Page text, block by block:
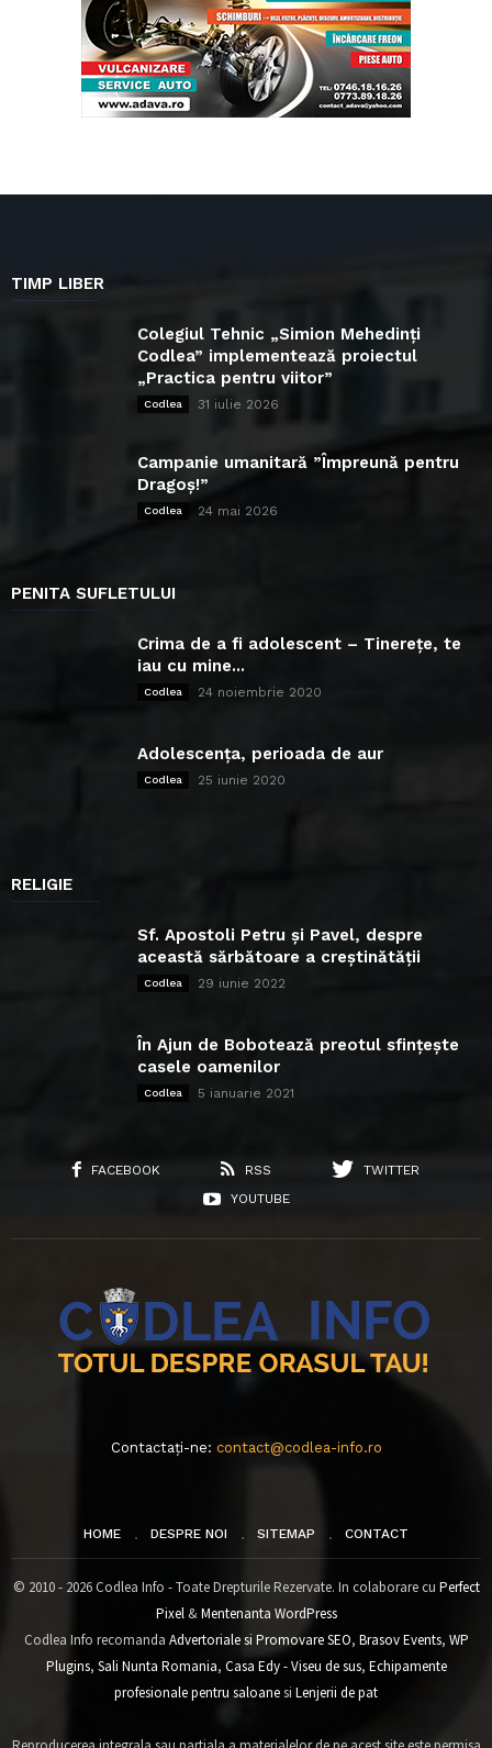
TIMP LIBER
Colegiul Tehnic „Simion Mehedinți
Codlea” implementează proiectul
„Practica pentru viitor”
Codlea 31 iulie 2026
Campanie umanitară ”Împreună pentru
Dragoș!”
Codlea 24 mai 2026
PENITA SUFLETULUI
Crima de a fi adolescent – Tinerețe, te
iau cu mine...
Codlea 24 noiembrie 2020
Adolescența, perioada de aur
Codlea 25 iunie 2020
RELIGIE
Sf. Apostoli Petru și Pavel, despre
această sărbătoare a creștinătății
Codlea 29 iunie 2022
În Ajun de Bobotează preotul sfințește
casele oamenilor
Codlea 5 ianuarie 2021
FACEBOOK RSS
TWITTER
YOUTUBE
Contactați-ne: contact@codlea-info.ro
HOME DESPRE NOI SITEMAP CONTACT
© 2010 - 2026 Codlea Info - Toate Drepturile Rezervate. In colaborare cu Perfect
Pixel&Mentenanta WordPress
Codlea Info recomanda Advertoriale si Promovare SEO, Brasov Events, WP
Plugins, Sali Nunta Romania, Casa Edy - Viseu de sus, Echipamente
profesionale pentru saloanesi Lenjerii de pat